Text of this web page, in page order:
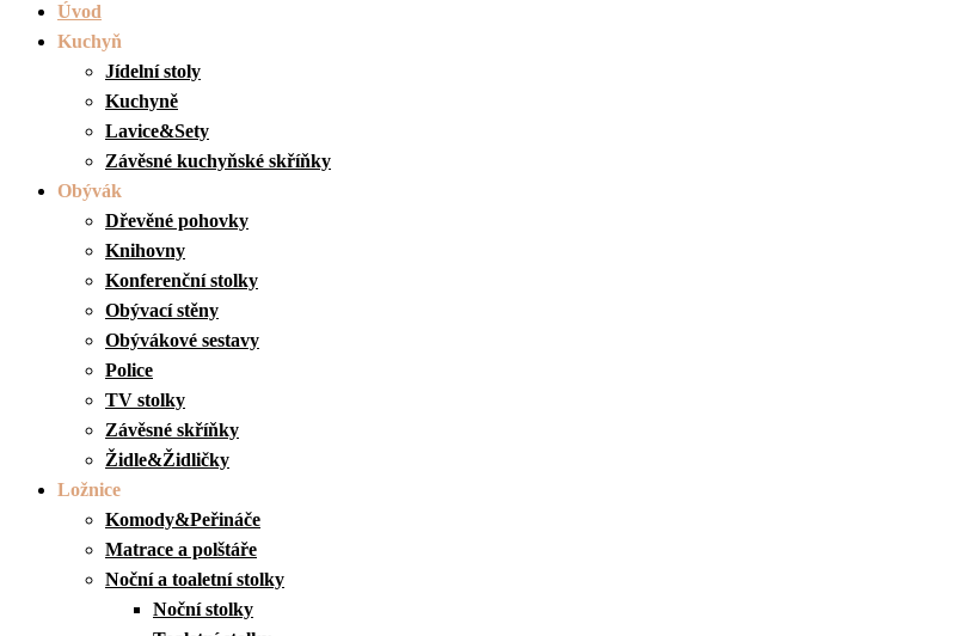
Úvod
Kuchyň
Jídelní stoly
Kuchyně
Lavice&Sety
Závěsné kuchyňské skříňky
Obývák
Dřevěné pohovky
Knihovny
Konferenční stolky
Obývací stěny
Obývákové sestavy
Police
TV stolky
Závěsné skříňky
Židle&Židličky
Ložnice
Komody&Peřináče
Matrace a polštáře
Noční a toaletní stolky
Noční stolky